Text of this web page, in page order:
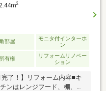
2
部屋
モニタ付インターホ
ン
所有権
リフォームリノベー
ション
完了！】リフォーム内容■キ
ンはレンジフード、棚、水